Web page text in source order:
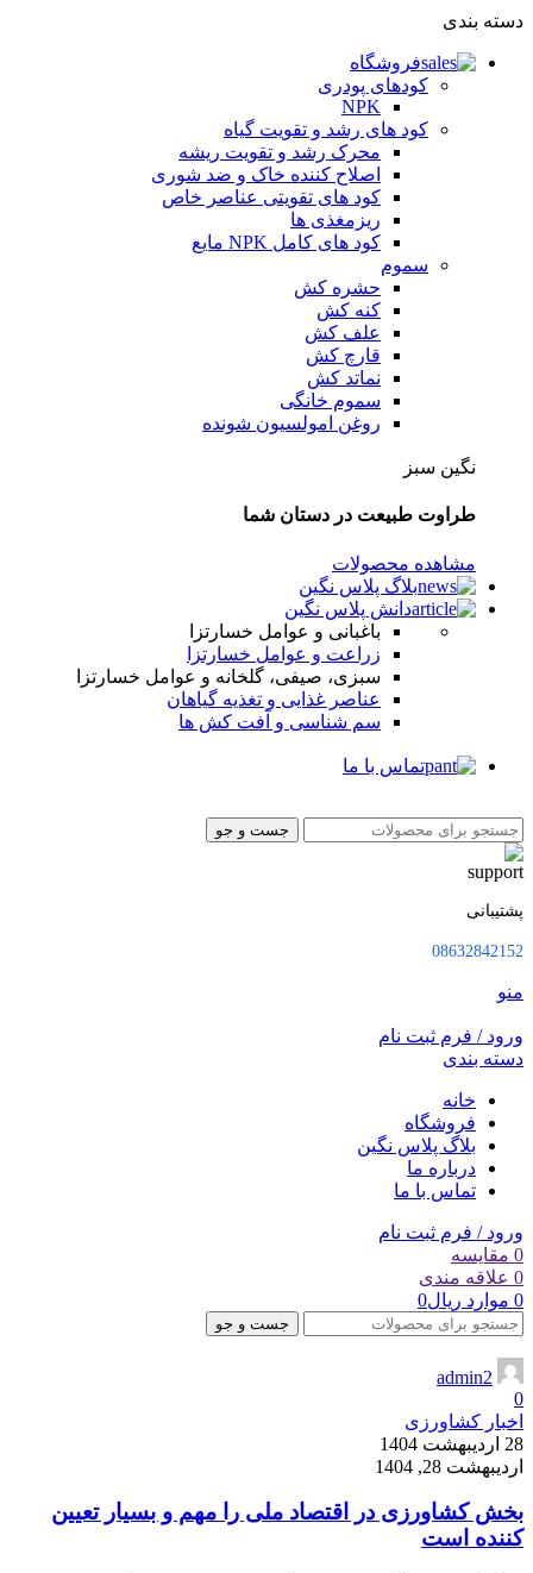
دسته بندی
فروشگاه
کودهای پودری
NPK
کود های رشد و تقویت گیاه
محرک رشد و تقویت ریشه
اصلاح کننده خاک و ضد شوری
کود های تقویتی عناصر خاص
ریزمغذی ها
کود های کامل NPK مایع
سموم
حشره کش
کنه کش
علف کش
قارچ کش
نماتد کش
سموم خانگی
روغن امولسیون شونده
نگین سبز
طراوت طبیعت در دستان شما
مشاهده محصولات
بلاگ پلاس نگین
دانش پلاس نگین
باغبانی و عوامل خسارتزا
زراعت و عوامل خسارتزا
سبزی، صیفی، گلخانه و عوامل خسارتزا
عناصر غذایی و تغذیه گیاهان
سم شناسی و آفت کش ها
تماس با ما
جست و جو
پشتیبانی
08632842152
منو
ورود / فرم ثبت نام
دسته بندی
خانه
فروشگاه
بلاگ پلاس نگین
درباره ما
تماس با ما
ورود / فرم ثبت نام
0 مقایسه
0 علاقه مندی
0 موارد ریال0
جست و جو
admin2
0
اخبار کشاورزی
28 اردیبهشت 1404
اردیبهشت 28, 1404
بخش کشاورزی در اقتصاد ملی را مهم و بسیار تعیین
کننده است